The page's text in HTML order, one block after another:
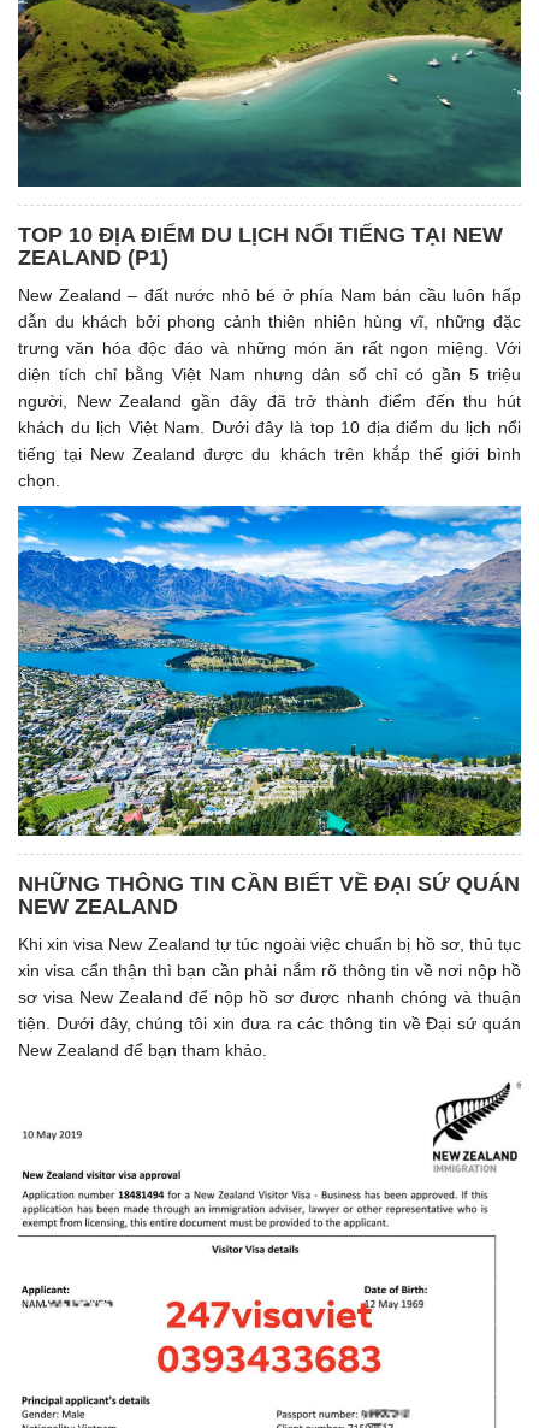
TOP 10 ĐỊA ĐIỂM DU LỊCH NỔI TIẾNG TẠI NEW
ZEALAND (P1)
New Zealand – đất nước nhỏ bé ở phía Nam bán cầu luôn hấp
dẫn du khách bởi phong cảnh thiên nhiên hùng vĩ, những đặc
trưng văn hóa độc đáo và những món ăn rất ngon miệng. Với
diện tích chỉ bằng Việt Nam nhưng dân số chỉ có gần 5 triệu
người, New Zealand gần đây đã trở thành điểm đến thu hút
khách du lịch Việt Nam. Dưới đây là top 10 địa điểm du lịch nổi
tiếng tại New Zealand được du khách trên khắp thế giới bình
chọn.
NHỮNG THÔNG TIN CẦN BIẾT VỀ ĐẠI SỨ QUÁN
NEW ZEALAND
Khi xin visa New Zealand tự túc ngoài việc chuẩn bị hồ sơ, thủ tục
xin visa cẩn thận thì bạn cần phải nắm rõ thông tin về nơi nộp hồ
sơ visa New Zealand để nộp hồ sơ được nhanh chóng và thuận
tiện. Dưới đây, chúng tôi xin đưa ra các thông tin về Đại sứ quán
New Zealand để bạn tham khảo.